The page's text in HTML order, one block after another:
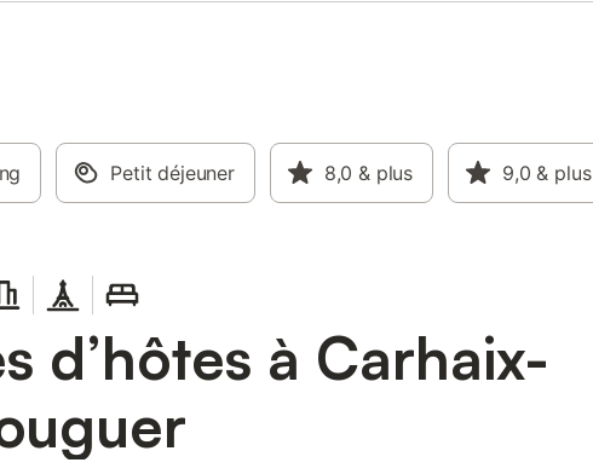
Petit déjeuner 8,0 & plus 9,0 & plus
d’hôtes à Carhaix-